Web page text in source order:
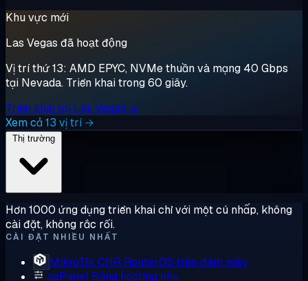
Khu vực mới
Las Vegas đã hoạt động
Vị trí thứ 13: AMD EPYC, NVMe thuần và mạng 40 Gbps
tại Nevada. Triển khai trong 60 giây.
Triển khai tại Las Vegas →
Xem cả 13 vị trí →
Hơn 1000 ứng dụng triển khai chỉ với một cú nhấp, không
cài đặt, không rắc rối.
CÀI ĐẶT NHIỀU NHẤT
MikroTik CHR RouterOS trên đám mây
aaPanel Bảng hosting nhẹ